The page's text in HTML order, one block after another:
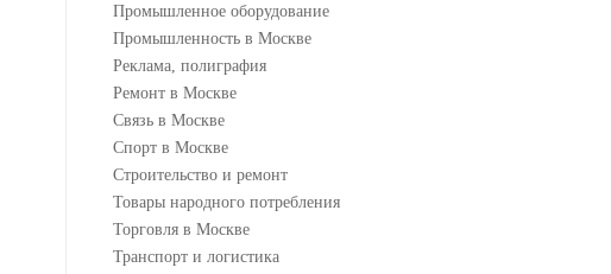
Промышленное оборудование
Промышленность в Москве
Реклама, полиграфия
Ремонт в Москве
Связь в Москве
Спорт в Москве
Строительство и ремонт
Товары народного потребления
Торговля в Москве
Транспорт и логистика